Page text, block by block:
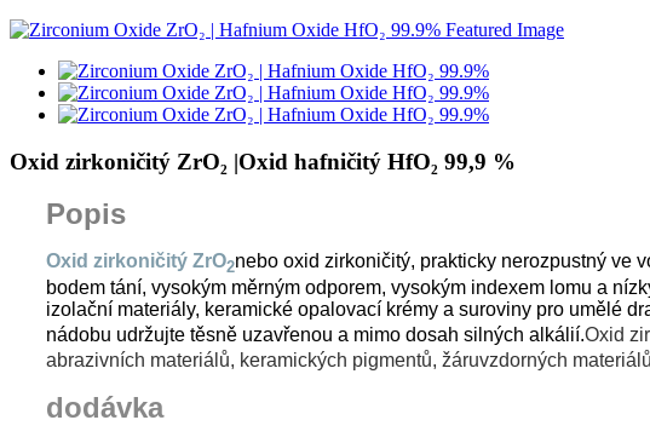
Oxid zirkoničitý ZrO₂ |Oxid hafničitý HfO₂ 99,9 %
Popis
Oxid zirkoničitý ZrO2nebo oxid zirkoničitý, prakticky nerozpustný ve
bodem tání, vysokým měrným odporem, vysokým indexem lomu a
izolační materiály, keramické opalovací krémy a suroviny pro umělé
nádobu udržujte těsně uzavřenou a mimo dosah silných alkálií.Oxid
abrazivních materiálů, keramických pigmentů, žáruvzdorných
dodávka